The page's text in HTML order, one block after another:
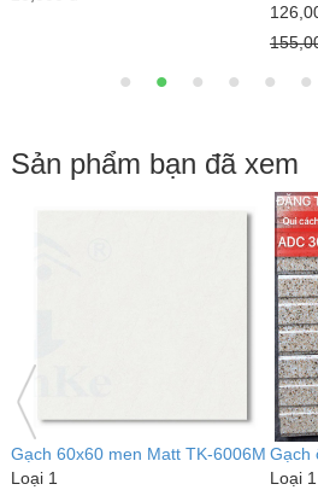
Sản phẩm bạn đã xem
Bồn nước Inox SUS304 Đại Tín
5000L đứng
Gạch
Loại 1